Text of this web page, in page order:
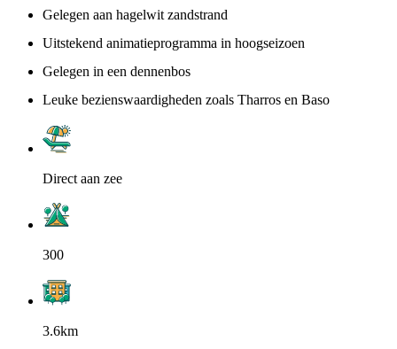
Gelegen aan hagelwit zandstrand
Uitstekend animatieprogramma in hoogseizoen
Gelegen in een dennenbos
Leuke bezienswaardigheden zoals Tharros en Baso
Direct aan zee
300
3.6km